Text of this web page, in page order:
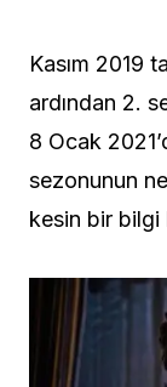
Kasım 2019
ardından 2.
8 Ocak
sezonunun
kesin bir bilgi